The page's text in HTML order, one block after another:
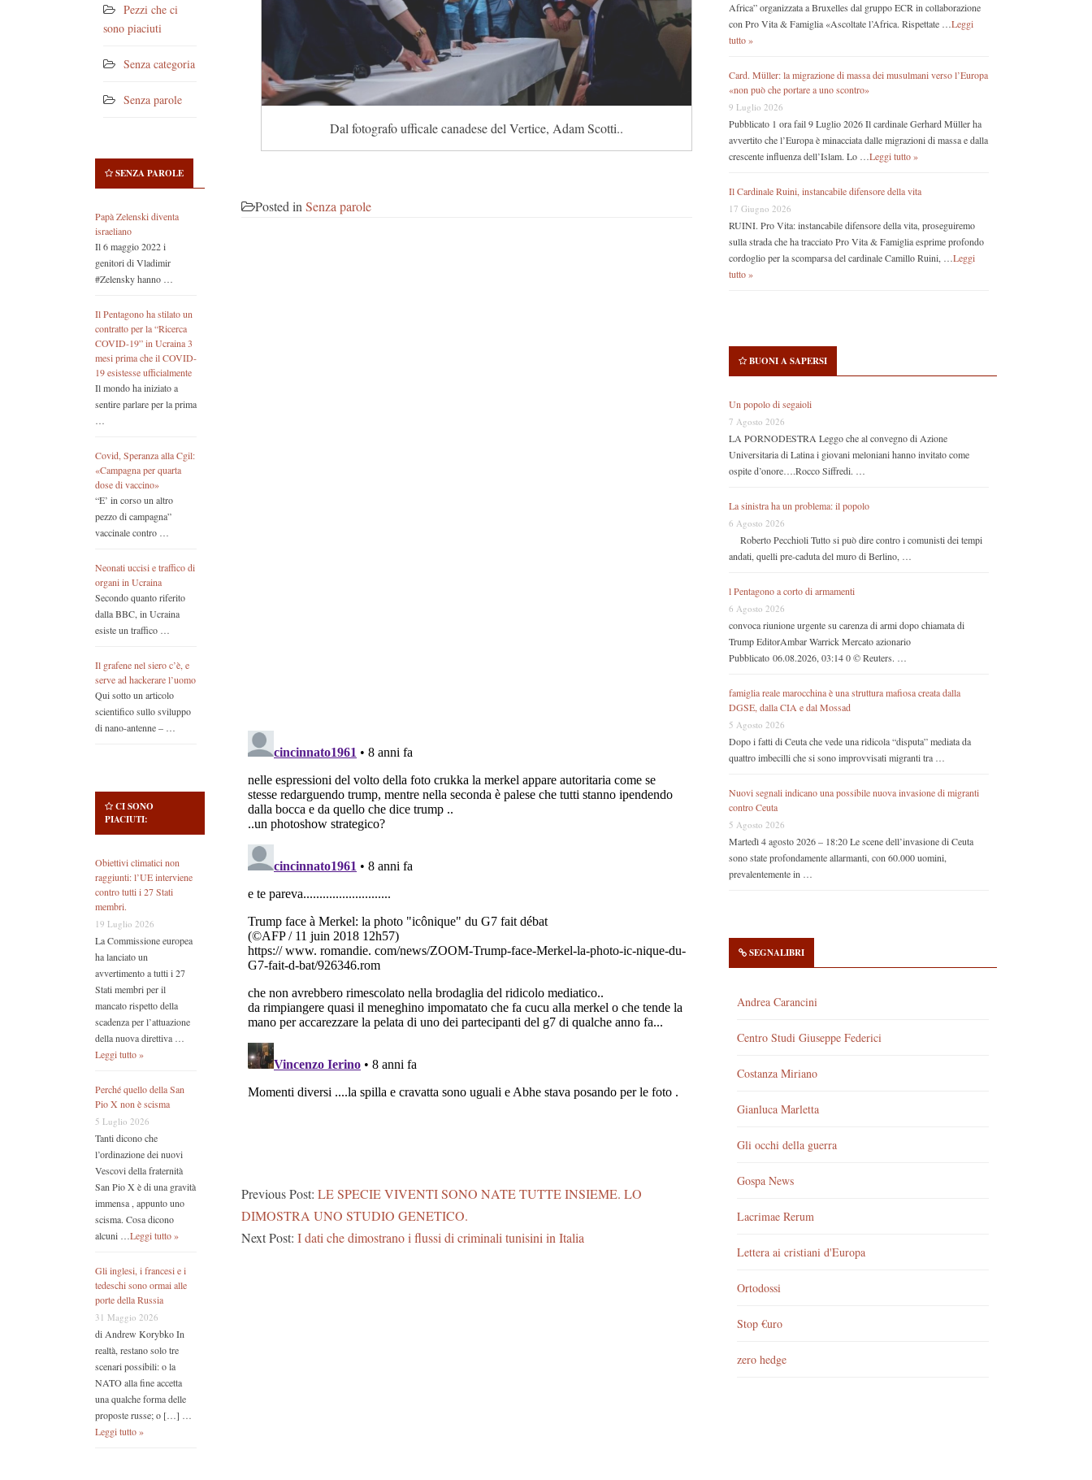
Pezzi che ci
sono piaciuti
Senza categoria
Senza parole
SENZA PAROLE
Papà Zelenski diventa
israeliano
Il 6 maggio 2022 i
genitori di Vladimir
#Zelensky hanno …
Il Pentagono ha stilato un
contratto per la “Ricerca
COVID-19” in Ucraina 3
mesi prima che il COVID-
19 esistesse ufficialmente
Il mondo ha iniziato a
sentire parlare per la prima
…
Covid, Speranza alla Cgil:
«Campagna per quarta
dose di vaccino»
“E’ in corso un altro
pezzo di campagna”
vaccinale contro …
Neonati uccisi e traffico di
organi in Ucraina
Secondo quanto riferito
dalla BBC, in Ucraina
esiste un traffico …
Il grafene nel siero c’è, e
serve ad hackerare l’uomo
Qui sotto un articolo
scientifico sullo sviluppo
di nano-antenne – …
CI SONO
PIACIUTI:
Obiettivi climatici non
raggiunti: l’UE interviene
contro tutti i 27 Stati
membri.
19 Luglio 2026
La Commissione europea
ha lanciato un
avvertimento a tutti i 27
Stati membri per il
mancato rispetto della
scadenza per l’attuazione
della nuova direttiva …
Leggi tutto »
Perché quello della San
Pio X non è scisma
5 Luglio 2026
Tanti dicono che
l’ordinazione dei nuovi
Vescovi della fraternità
San Pio X è di una gravità
immensa , appunto uno
scisma. Cosa dicono
alcuni …Leggi tutto »
Gli inglesi, i francesi e i
tedeschi sono ormai alle
porte della Russia
31 Maggio 2026
di Andrew Korybko In
realtà, restano solo tre
scenari possibili: o la
NATO alla fine accetta
una qualche forma delle
proposte russe; o […] …
Leggi tutto »
Dal fotografo ufficale canadese del Vertice, Adam Scotti..
Posted in Senza parole
Previous Post: LE SPECIE VIVENTI SONO NATE TUTTE INSIEME. LO
DIMOSTRA UNO STUDIO GENETICO.
Next Post: I dati che dimostrano i flussi di criminali tunisini in Italia
Africa” organizzata a Bruxelles dal gruppo ECR in collaborazione
con Pro Vita & Famiglia «Ascoltate l’Africa. Rispettate … Leggi
tutto »
Card. Müller: la migrazione di massa dei musulmani verso l’Europa
«non può che portare a uno scontro»
9 Luglio 2026
Pubblicato 1 ora fail 9 Luglio 2026 Il cardinale Gerhard Müller ha
avvertito che l’Europa è minacciata dalle migrazioni di massa e dalla
crescente influenza dell’Islam. Lo … Leggi tutto »
Il Cardinale Ruini, instancabile difensore della vita
17 Giugno 2026
RUINI. Pro Vita: instancabile difensore della vita, proseguiremo
sulla strada che ha tracciato Pro Vita & Famiglia esprime profondo
cordoglio per la scomparsa del cardinale Camillo Ruini, … Leggi
tutto »
BUONI A SAPERSI
Un popolo di segaioli
7 Agosto 2026
LA PORNODESTRA Leggo che al convegno di Azione
Universitaria di Latina i giovani meloniani hanno invitato come
ospite d’onore….Rocco Siffredi. …
La sinistra ha un problema: il popolo
6 Agosto 2026
Roberto Pecchioli Tutto si può dire contro i comunisti dei tempi
andati, quelli pre-caduta del muro di Berlino, …
l Pentagono a corto di armamenti
6 Agosto 2026
convoca riunione urgente su carenza di armi dopo chiamata di
Trump EditorAmbar Warrick Mercato azionario
Pubblicato 06.08.2026, 03:14 0 © Reuters. …
famiglia reale marocchina è una struttura mafiosa creata dalla
DGSE, dalla CIA e dal Mossad
5 Agosto 2026
Dopo i fatti di Ceuta che vede una ridicola “disputa” mediata da
quattro imbecilli che si sono improvvisati migranti tra …
Nuovi segnali indicano una possibile nuova invasione di migranti
contro Ceuta
5 Agosto 2026
Martedì 4 agosto 2026 – 18:20 Le scene dell’invasione di Ceuta
sono state profondamente allarmanti, con 60.000 uomini,
prevalentemente in …
SEGNALIBRI
Andrea Carancini
Centro Studi Giuseppe Federici
Costanza Miriano
Gianluca Marletta
Gli occhi della guerra
Gospa News
Lacrimae Rerum
Lettera ai cristiani d'Europa
Ortodossi
Stop €uro
zero hedge